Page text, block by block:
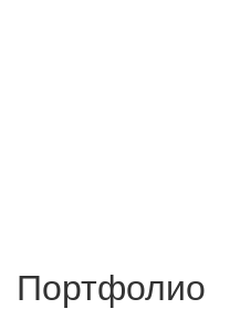
Портфолио